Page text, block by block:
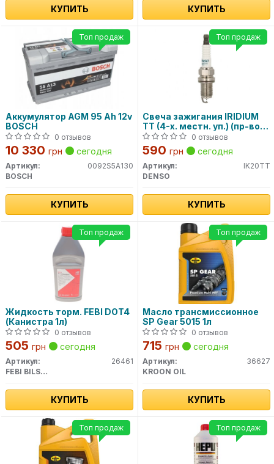
КУПИТЬ КУПИТЬ
Аккумулятор AGM 95 Ah 12v
BOSCH
0 отзывов
10 330 грн сегодня
Артикул:
0092S5A130
BOSCH
КУПИТЬ
Топ продаж
Свеча зажигания IRIDIUM
TT (4-х. местн. уп.) (пр-во
DENSO)
0 отзывов
590 грн сегодня
Артикул:
IK20TT
DENSO
КУПИТЬ
Топ продаж
Жидкость торм. FEBI DOT4
(Канистра 1л)
0 отзывов
505 грн сегодня
Артикул:
26461
FEBI BILSTEIN
КУПИТЬ
Топ продаж
Масло трансмиссионное
SP Gear 5015 1л
0 отзывов
715 грн сегодня
Артикул:
36627
KROON OIL
КУПИТЬ
Топ продаж
Топ продаж Топ продаж